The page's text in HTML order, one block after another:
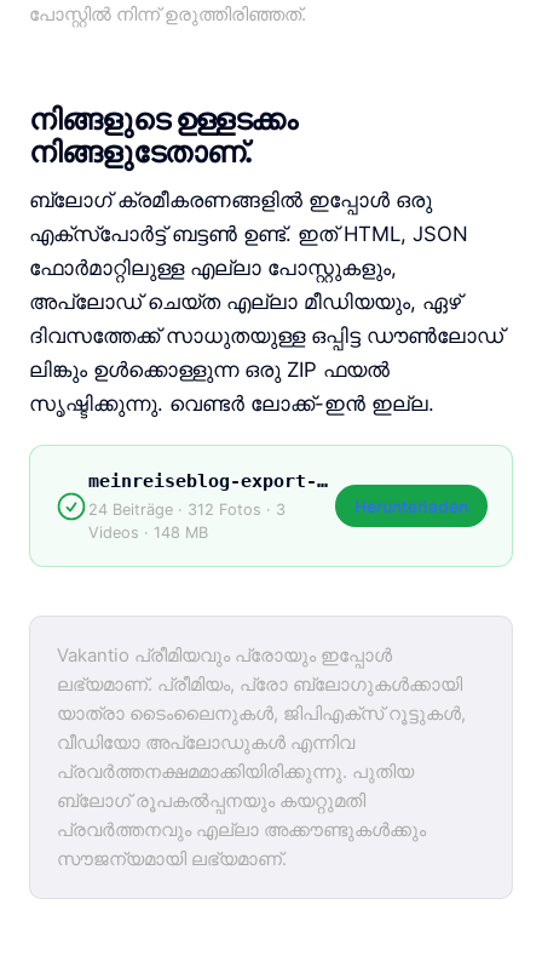
പോസ്റ്റിൽ നിന്ന് ഉരുത്തിരിഞ്ഞത്.
നിങ്ങളുടെ ഉള്ളടക്കം
നിങ്ങളുടേതാണ്.
ബ്ലോഗ് ക്രമീകരണങ്ങളിൽ ഇപ്പോൾ ഒരു
എക്സ്പോർട്ട് ബട്ടൺ ഉണ്ട്. ഇത് HTML, JSON
ഫോർമാറ്റിലുള്ള എല്ലാ പോസ്റ്റുകളും,
അപ്‌ലോഡ് ചെയ്ത എല്ലാ മീഡിയയും, ഏഴ്
ദിവസത്തേക്ക് സാധുതയുള്ള ഒപ്പിട്ട ഡൗൺലോഡ്
ലിങ്കും ഉൾക്കൊള്ളുന്ന ഒരു ZIP ഫയൽ
സൃഷ്ടിക്കുന്നു. വെണ്ടർ ലോക്ക്-ഇൻ ഇല്ല.
meinreiseblog-export-2026.zip
24 Beiträge · 312 Fotos · 3
Videos · 148 MB
Herunterladen
Vakantio പ്രീമിയവും പ്രോയും ഇപ്പോൾ
ലഭ്യമാണ്. പ്രീമിയം, പ്രോ ബ്ലോഗുകൾക്കായി
യാത്രാ ടൈംലൈനുകൾ, ജിപിഎക്സ് റൂട്ടുകൾ,
വീഡിയോ അപ്‌ലോഡുകൾ എന്നിവ
പ്രവർത്തനക്ഷമമാക്കിയിരിക്കുന്നു. പുതിയ
ബ്ലോഗ് രൂപകൽപ്പനയും കയറ്റുമതി
പ്രവർത്തനവും എല്ലാ അക്കൗണ്ടുകൾക്കും
സൗജന്യമായി ലഭ്യമാണ്.